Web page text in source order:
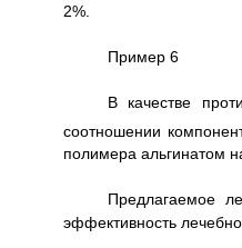
2%.
Пример 6
В качестве
соотношении
полимера альгинатом
Предлагаемое
эффективность